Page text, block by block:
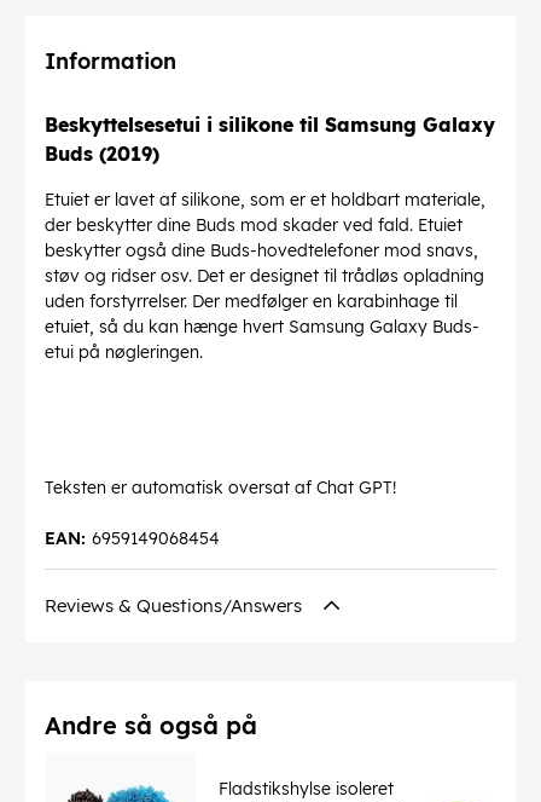
Information
Beskyttelsesetui i silikone til Samsung Galaxy
Buds (2019)
Etuiet er lavet af silikone, som er et holdbart materiale,
der beskytter dine Buds mod skader ved fald. Etuiet
beskytter også dine Buds-hovedtelefoner mod snavs,
støv og ridser osv. Det er designet til trådløs opladning
uden forstyrrelser. Der medfølger en karabinhage til
etuiet, så du kan hænge hvert Samsung Galaxy Buds-
etui på nøgleringen.
Teksten er automatisk oversat af Chat GPT!
6959149068454
EAN:
Reviews & Questions/Answers
Andre så også på
Fladstikshylse isoleret